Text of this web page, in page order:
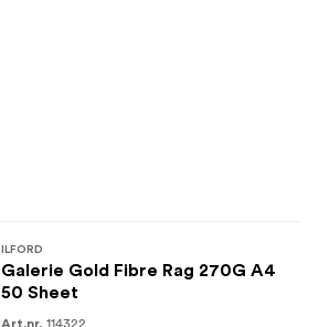
ILFORD
Galerie Gold Fibre Rag 270G A4
50 Sheet
Art.nr. 114322